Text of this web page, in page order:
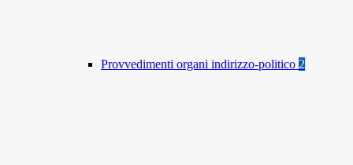
Provvedimenti organi indirizzo-politico 2